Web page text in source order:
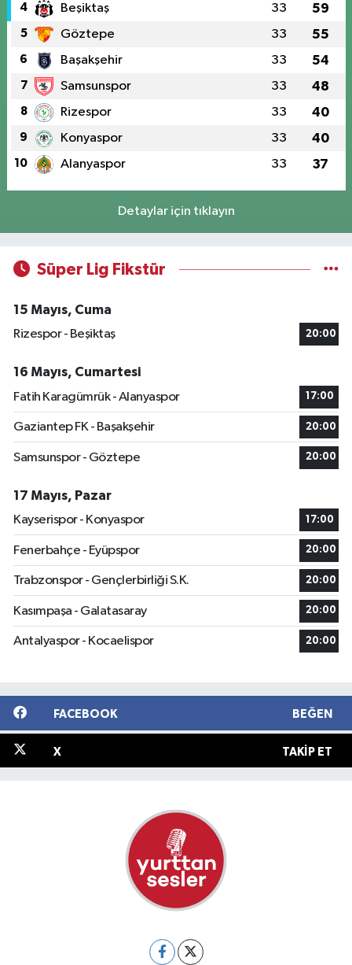
4 Beşiktaş 33 59
5 Göztepe 33 55
6 Başakşehir 33 54
7 Samsunspor 33 48
8 Rizespor 33 40
9 Konyaspor 33 40
10 Alanyaspor 33 37
Detaylar için tıklayın
Süper Lig Fikstür
15 Mayıs, Cuma
Rizespor - Beşiktaş
20:00
16 Mayıs, Cumartesi
Fatih Karagümrük - Alanyaspor
17:00
Gaziantep FK - Başakşehir 20:00
Samsunspor - Göztepe 20:00
17 Mayıs, Pazar
Kayserispor - Konyaspor
17:00
Fenerbahçe - Eyüpspor 20:00
Trabzonspor - Gençlerbirliği S.K. 20:00
Kasımpaşa - Galatasaray 20:00
Antalyaspor - Kocaelispor 20:00
FACEBOOK BEĞEN
X TAKIP ET